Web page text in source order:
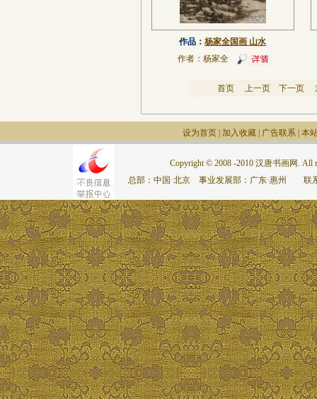
作品： 杨家全国画 山水
作者： 杨家全
首页 上一页 下一页
设为首页 加入收藏 广告联系 本
Copyright © 2008 -2010 汉唐书画网. All
总部：中国·北京 事业发展部：广东·惠州 联系